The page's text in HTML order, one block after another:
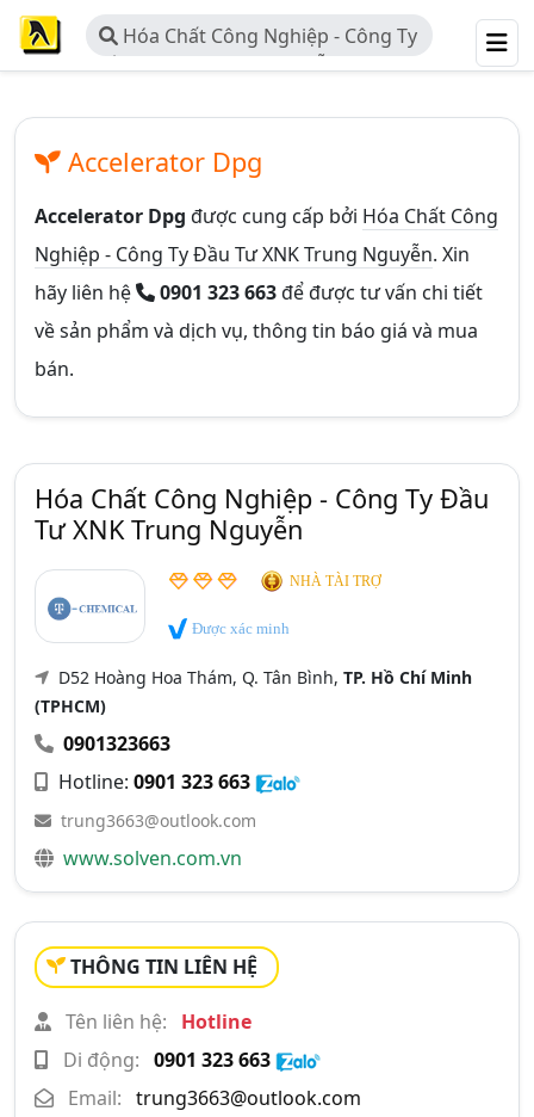
Hóa Chất Công Nghiệp - Công Ty
Đầu Tư XNK Trung Nguyễn
Accelerator Dpg
Accelerator Dpg được cung cấp bởi Hóa Chất Công
Nghiệp - Công Ty Đầu Tư XNK Trung Nguyễn. Xin
hãy liên hệ
0901 323 663để được tư vấn chi tiết
về sản phẩm và dịch vụ, thông tin báo giá và mua
bán.
Hóa Chất Công Nghiệp - Công Ty Đầu
Tư XNK Trung Nguyễn
NHÀ TÀI TRỢ
Được xác minh
D52 Hoàng Hoa Thám, Q. Tân Bình, TP. Hồ Chí Minh
(TPHCM)
0901323663
Hotline: 0901 323 663
trung3663@outlook.com
www.solven.com.vn
THÔNG TIN LIÊN HỆ
Tên liên hệ:
Hotline
Di động: 0901 323 663
Email: trung3663@outlook.com